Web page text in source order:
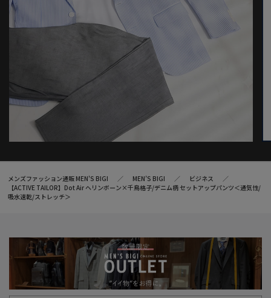
を展開。
高機能素材を採用したセットアップやジャケットを中心に、心地
よさとスマートさを兼ね備えた多彩な着こなしを提案していま
同色同素材ジャケット：M0162FJ007
モデル:身長:185cm バスト:90cm ウエスト:77cm ヒップ:92cm 着
用サイズ:03(L)
と画像のカラーの見え方が異なる場合がございます。
※画像はサンプルのため、色味やサイズ等の仕様が変更になる場
個体差が生じる場合がございます。
メンズファッション通販 MEN'S BIGI MEN’S BIGI
ビジネス
【ACTIVE TAILOR】Dot Air ヘリンボーン×千鳥格子/デニム柄 セットアップパンツ＜通気性/
吸水速乾/ストレッチ＞